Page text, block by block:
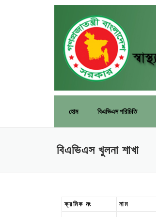
হোম বিএভিএস পরিচিতি
বিএভিএস খুলনা শাখা
ক্রমিক নং নাম